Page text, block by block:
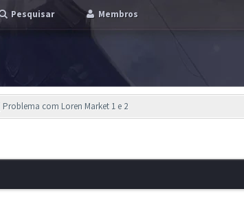
Pesquisar Membros
Problema com Loren Market 1 e 2